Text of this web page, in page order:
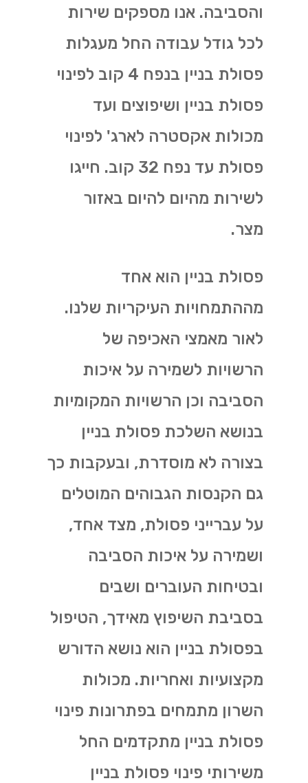
והסביבה. אנו מספקים שירות
לכל גודל עבודה החל מעגלות
פסולת בניין בנפח 4 קוב לפינוי
פסולת בניין ושיפוצים ועד
מכולות אקסטרה לארג' לפינוי
פסולת עד נפח 32 קוב. חייגו
לשירות מהיום להיום באזור
מצר.
פסולת בניין הוא אחד
מההתמחויות העיקריות שלנו.
לאור מאמצי האכיפה של
הרשויות לשמירה על איכות
הסביבה וכן הרשויות המקומיות
בנושא השלכת פסולת בניין
בצורה לא מוסדרת, ובעקבות כך
גם הקנסות הגבוהים המוטלים
על עברייני פסולת, מצד אחד,
ושמירה על איכות הסביבה
ובטיחות העוברים ושבים
בסביבת השיפוץ מאידך, הטיפול
בפסולת בניין הוא נושא הדורש
מקצועיות ואחריות. מכולות
השרון מתמחים בפתרונות פינוי
פסולת בניין מתקדמים החל
משירותי פינוי פסולת בניין